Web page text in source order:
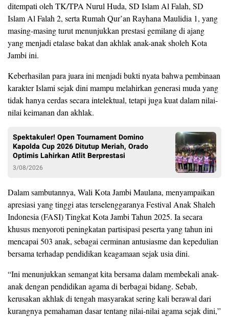
ditempati oleh TK/TPA Nurul Huda, SD Islam Al Falah, SD
Islam Al Falah 2, serta Rumah Qur’an Rayhana Maulidia 1, yang
masing-masing turut menunjukkan prestasi gemilang di ajang
yang menjadi etalase bakat dan akhlak anak-anak sholeh Kota
Jambi ini.
Keberhasilan para juara ini menjadi bukti nyata bahwa pembinaan
karakter Islami sejak dini mampu melahirkan generasi muda yang
tidak hanya cerdas secara intelektual, tetapi juga kuat dalam nilai-
nilai keimanan dan akhlak.
Spektakuler! Open Tournament Domino
Kapolda Cup 2026 Ditutup Meriah, Orado
Optimis Lahirkan Atlit Berprestasi
3/08/2026
Dalam sambutannya, Wali Kota Jambi Maulana, menyampaikan
apresiasi yang tinggi atas terselenggaranya Festival Anak Shaleh
Indonesia (FASI) Tingkat Kota Jambi Tahun 2025. Ia secara
khusus menyoroti peningkatan partisipasi peserta yang tahun ini
mencapai 503 anak, sebagai cerminan antusiasme dan kepedulian
bersama terhadap pendidikan keagamaan sejak usia dini.
“Ini menunjukkan semangat kita bersama dalam membekali anak-
anak dengan pendidikan agama di berbagai bidang. Sebab,
kerusakan akhlak di tengah masyarakat sering kali berawal dari
kurangnya pemahaman dasar tentang nilai-nilai agama sejak dini,”